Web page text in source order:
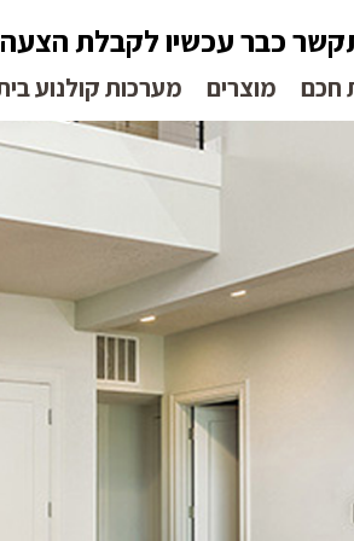
כבר עכשיו לקבלת הצעה
חכם מוצרים מערכות קולנוע